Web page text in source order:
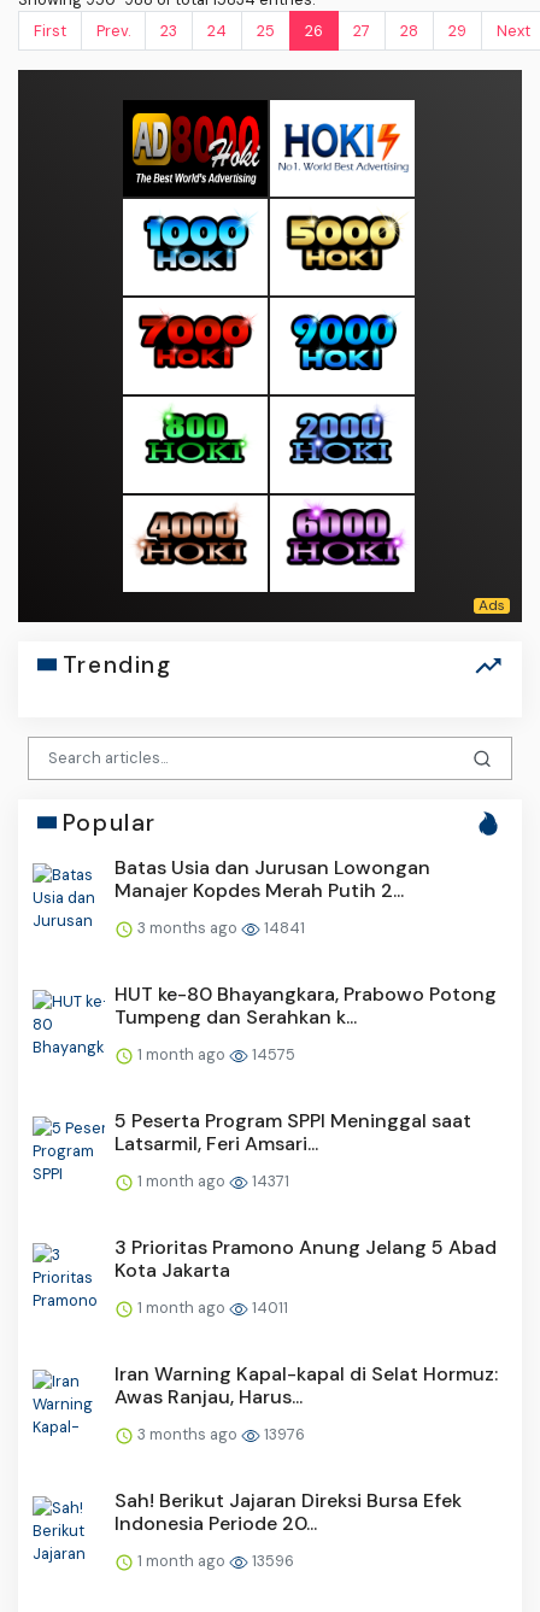
First
Prev. 23 24 25 26 27 28 29 Next
Trending
Popular
Batas Usia dan Jurusan Lowongan
Manajer Kopdes Merah Putih 2...
3 months ago 14841
HUT ke-80 Bhayangkara, Prabowo Potong
Tumpeng dan Serahkan k...
1 month ago 14575
5 Peserta Program SPPI Meninggal saat
Latsarmil, Feri Amsari...
1 month ago 14371
3 Prioritas Pramono Anung Jelang 5 Abad
Kota Jakarta
1 month ago 14011
Iran Warning Kapal-kapal di Selat Hormuz:
Awas Ranjau, Harus...
3 months ago 13976
Sah! Berikut Jajaran Direksi Bursa Efek
Indonesia Periode 20...
1 month ago 13596